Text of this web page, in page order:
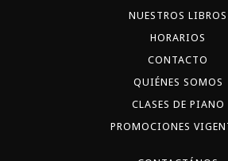
NUESTROS LIBROS
HORARIOS
CONTACTO
QUIÉNES SOMOS
CLASES DE PIANO
PROMOCIONES